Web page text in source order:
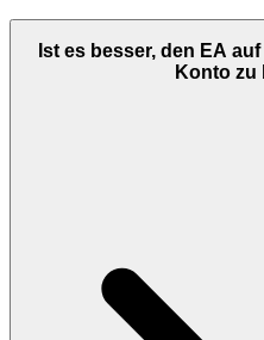
Ist es besser, den EA
Konto zu